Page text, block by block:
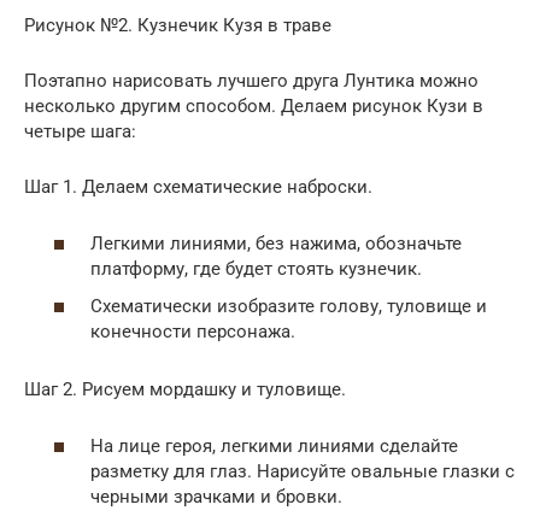
Рисунок №2. Кузнечик Кузя в траве
Поэтапно нарисовать лучшего друга Лунтика можно
несколько другим способом. Делаем рисунок Кузи в
четыре шага:
Шаг 1. Делаем схематические наброски.
Легкими линиями, без нажима, обозначьте
платформу, где будет стоять кузнечик.
Схематически изобразите голову, туловище и
конечности персонажа.
Шаг 2. Рисуем мордашку и туловище.
На лице героя, легкими линиями сделайте
разметку для глаз. Нарисуйте овальные глазки с
черными зрачками и бровки.